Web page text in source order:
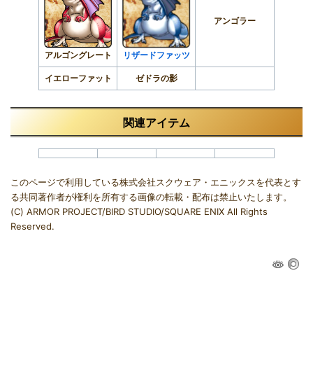
アルゴングレート リザードファッツ
アンゴラー
イエローファット ゼドラの影
関連アイテム
このページで利用している株式会社スクウェア・エニックスを代表とす
る共同著作者が権利を所有する画像の転載・配布は禁止いたします。
(C) ARMOR PROJECT/BIRD STUDIO/SQUARE ENIX All Rights
Reserved.